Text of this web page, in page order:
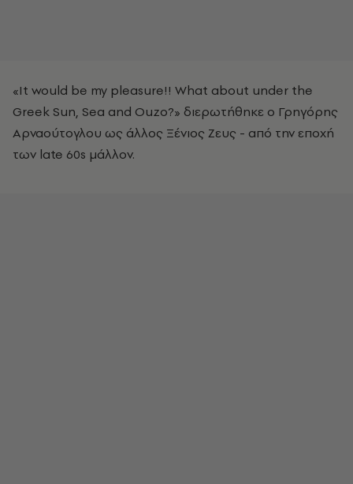
«It would be my pleasure!! What about under the
Greek Sun, Sea and Ouzo?» διερωτήθηκε ο Γρηγόρης
Αρναούτογλου ως άλλος Ξένιος Ζευς - από την επoχή
των late 60s μάλλον.